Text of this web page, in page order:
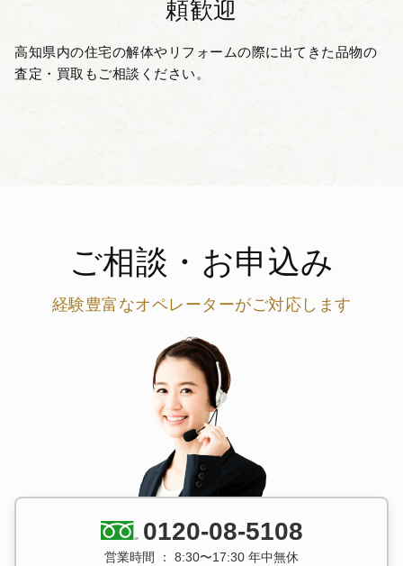
頼歓迎
高知県内の住宅の解体やリフォームの際に出てきた品物の
査定・買取もご相談ください。
ご相談・お申込み
経験豊富なオペレーターがご対応します
0120-08-5108
営業時間 ： 8:30〜17:30 年中無休